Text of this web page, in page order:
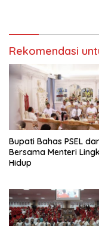
Rekomendasi
Bupati Bahas PSEL
Bersama Menteri
Hidup